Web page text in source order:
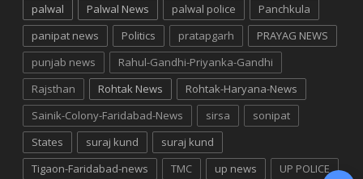
palwal
Palwal News palwal police
Panchkula
panipat news
Politics pratapgarh
PRAYAG NEWS
punjab news
Rahul-Gandhi-Priyanka-Gandhi
Rajsthan
Rohtak News
Rohtak-Haryana-News
Sainik-Colony-Faridabad-News
sirsa
sonipat
States
suraj kund
suraj kund
Tigaon-Faridabad-news
TMC up news UP POLICE